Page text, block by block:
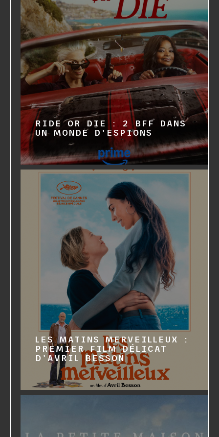
RIDE OR DIE : 2 BFF DANS
UN MONDE D'ESPIONS
LES MATINS MERVEILLEUX :
PREMIER FILM DÉLICAT
D'AVRIL BESSON